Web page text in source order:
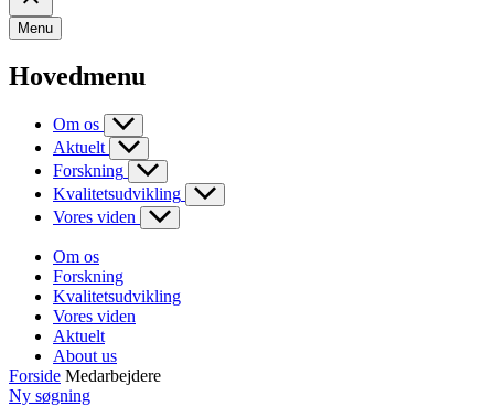
Menu
Hovedmenu
Om os
Aktuelt
Forskning
Kvalitetsudvikling
Vores viden
Om os
Forskning
Kvalitetsudvikling
Vores viden
Aktuelt
About us
Forside Medarbejdere
Ny søgning